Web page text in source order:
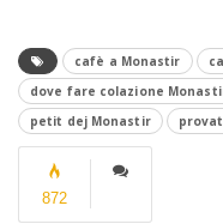
cafè a Monastir
dove fare colazione
petit dej Monastir
872